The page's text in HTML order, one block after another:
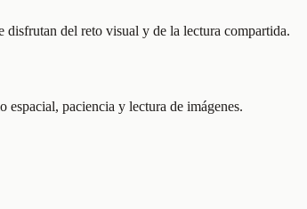
disfrutan del reto visual y de la lectura compartida.
paciencia y lectura de imágenes.